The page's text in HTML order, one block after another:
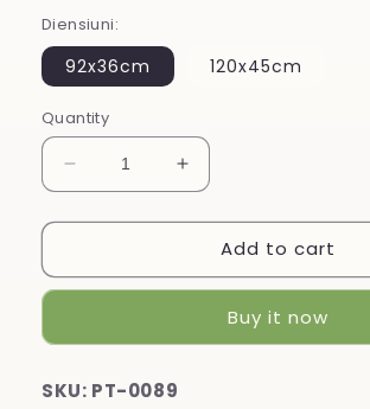
Diensiuni:
92x36cm 120x45cm
Quantity
Decrease
quantity
for
din
sticlă
Increase
quantity
for
Tablou
din
sticlă
Add to cart
Buy it now
SKU: PT-0089